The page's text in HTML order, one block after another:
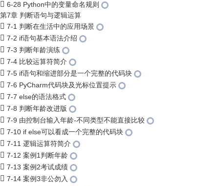
6-28 Python中的变量命名规则
第7章 判断语句与逻辑运算
7-1 判断在生活中的应用场景
7-2 if语句基本语法介绍
7-3 判断年龄演练
7-4 比较运算符简介
7-5 if语句和缩进部分是一个完整的代码块
7-6 PyCharm代码块及光标位置提示
7-7 else的语法格式
7-8 判断年龄改进版
7-9 由控制台输入年龄-不同类型不能直接比较
7-10 if else可以看成一个完整的代码块
7-11 逻辑运算符简介
7-12 案例1判断年龄
7-13 案例2考试成绩
7-14 案例3非公勿入